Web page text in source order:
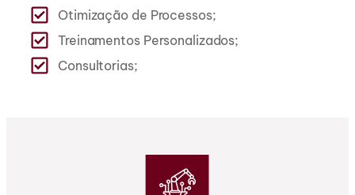
Otimização de Processos;
Treinamentos Personalizados;
Consultorias;